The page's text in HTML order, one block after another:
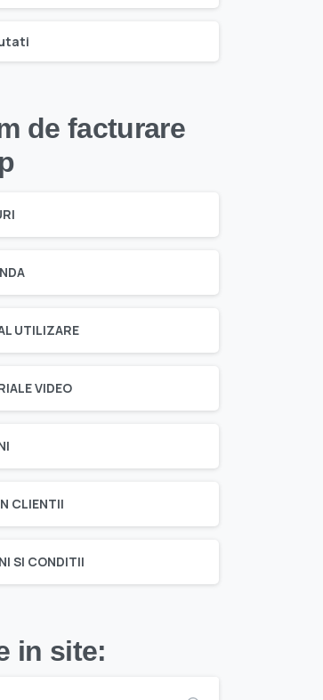
de facturare
UTILIZARE
VIDEO
CLIENTII
SI CONDITII
in site: